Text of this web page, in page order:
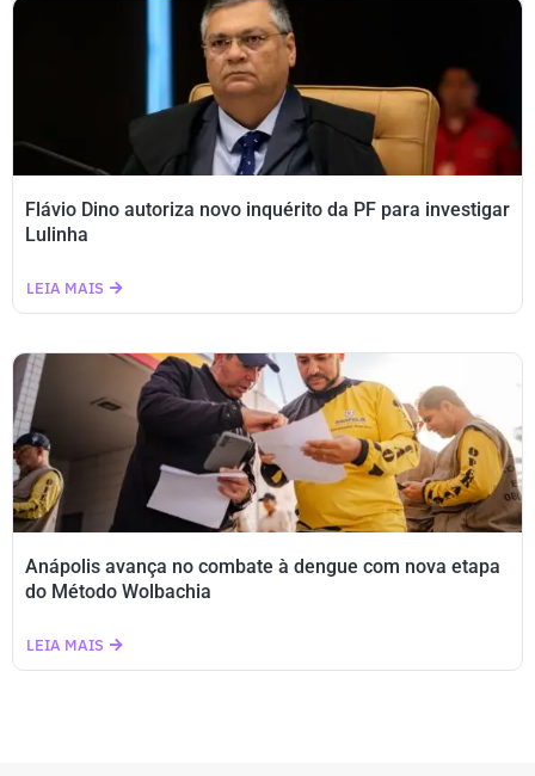
Flávio Dino autoriza novo inquérito da PF para investigar
Lulinha
LEIA MAIS
Anápolis avança no combate à dengue com nova etapa
do Método Wolbachia
LEIA MAIS